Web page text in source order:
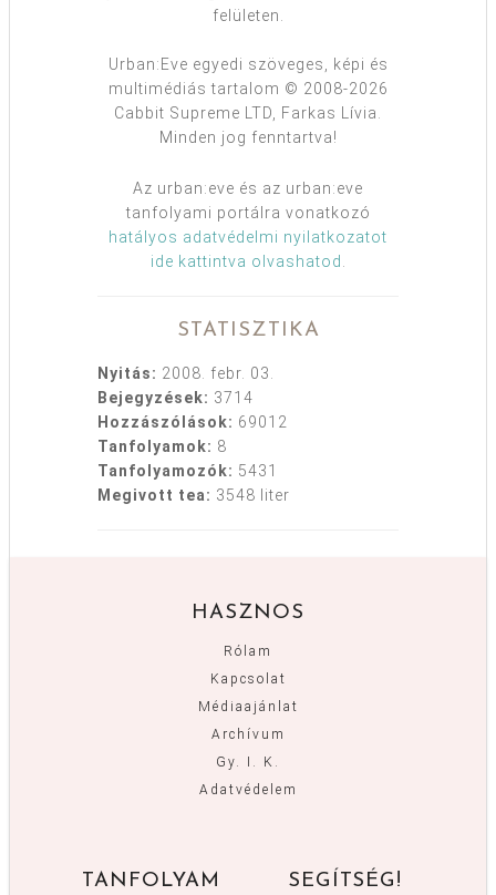
felületen.
Urban:Eve egyedi szöveges, képi és
multimédiás tartalom © 2008-2026
Cabbit Supreme LTD, Farkas Lívia.
Minden jog fenntartva!
Az urban:eve és az urban:eve
tanfolyami portálra vonatkozó
hatályos adatvédelmi nyilatkozatot
ide kattintva olvashatod
STATISZTIKA
Nyitás: 2008. febr. 03.
Bejegyzések: 3714
Hozzászólások: 69012
Tanfolyamok: 8
Tanfolyamozók: 5431
Megivott tea: 3548 liter
HASZNOS
Rólam
Kapcsolat
Médiaajánlat
Archívum
Gy. I. K.
Adatvédelem
TANFOLYAM SEGÍTSÉG!